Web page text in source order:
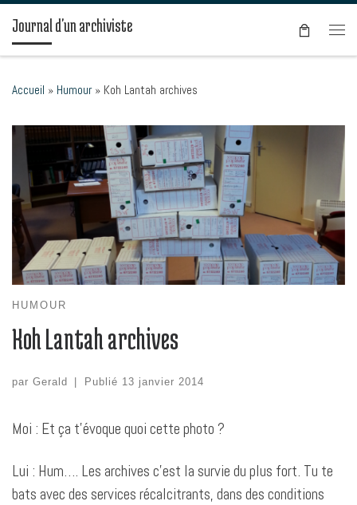
Passer au contenu
Journal d'un archiviste
Accueil » Humour » Koh Lantah archives
HUMOUR
Koh Lantah archives
par Gerald | Publié 13 janvier 2014
Moi : Et ça t’évoque quoi cette photo ?
Lui : Hum…. Les archives c’est la survie du plus fort. Tu te
bats avec des services récalcitrants, dans des conditions